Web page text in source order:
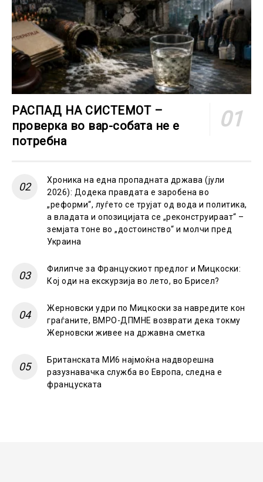
РАСПАД НА СИСТЕМОТ –
проверка во вар-собата не е
потребна
Хроника на една пропадната држава (јули
2026): Додека правдата е заробена во
„реформи“, луѓето се трујат од вода и политика,
а владата и опозицијата се „реконструираат“ –
земјата тоне во „достоинство“ и молчи пред
Украина
Филипче за Францускиот предлог и Мицкоски:
Кој оди на екскурзија во лето, во Брисел?
Жерновски удри по Мицкоски за навредите кон
граѓаните, ВМРО-ДПМНЕ возврати дека токму
Жерновски живее на државна сметка
Британската МИ6 најмоќна надворешна
разузнавачка служба во Европа, следна е
француската